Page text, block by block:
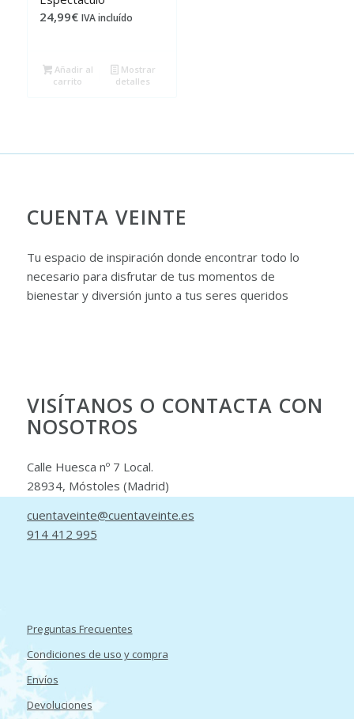
24,99€ IVA incluído
Añadir al
carrito
Mostrar
detalles
CUENTA VEINTE
Tu espacio de inspiración donde encontrar todo lo
necesario para disfrutar de tus momentos de
bienestar y diversión junto a tus seres queridos
VISÍTANOS O CONTACTA CON
NOSOTROS
Calle Huesca nº 7 Local.
28934, Móstoles (Madrid)
cuentaveinte@cuentaveinte.es
914 412 995
Preguntas Frecuentes
Condiciones de uso y compra
Envíos
Devoluciones